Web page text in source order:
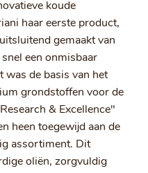
koude
haar eerste product,
gemaakt van
een onmisbaar
was de basis van het
grondstoffen voor de
& Excellence"
heen toegewijd aan de
assortiment. Dit
oliën, zorgvuldig